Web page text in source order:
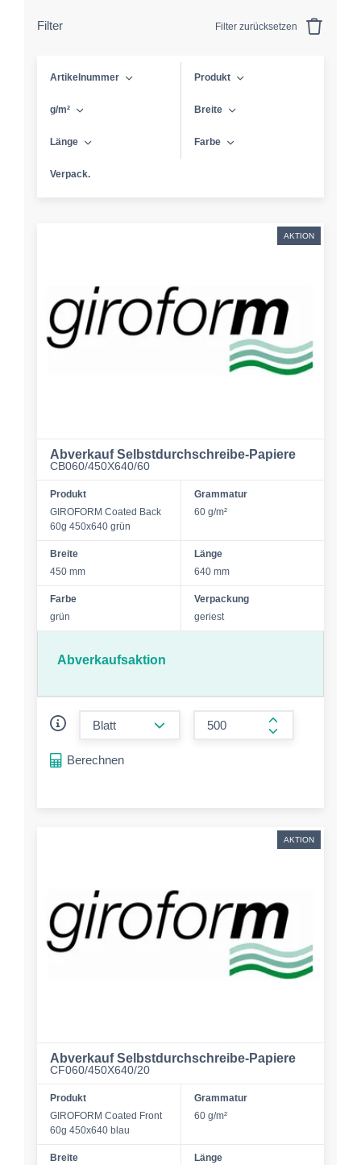
Filter Filter zurücksetzen
Artikelnummer Produkt
g/m² Breite
Länge Farbe
Verpack.
AKTION
Abverkauf Selbstdurchschreibe-Papiere
CB060/450X640/60
Produkt
GIROFORM Coated Back
60g 450x640 grün
Grammatur
60 g/m²
Breite
450 mm
Länge
640 mm
Farbe
grün
Verpackung
geriest
Abverkaufsaktion
form.increase-
Berechnen
AKTION
Abverkauf Selbstdurchschreibe-Papiere
CF060/450X640/20
Produkt
GIROFORM Coated Front
60g 450x640 blau
Grammatur
60 g/m²
Breite Länge